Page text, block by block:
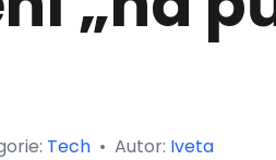
Tech • Autor: Iveta